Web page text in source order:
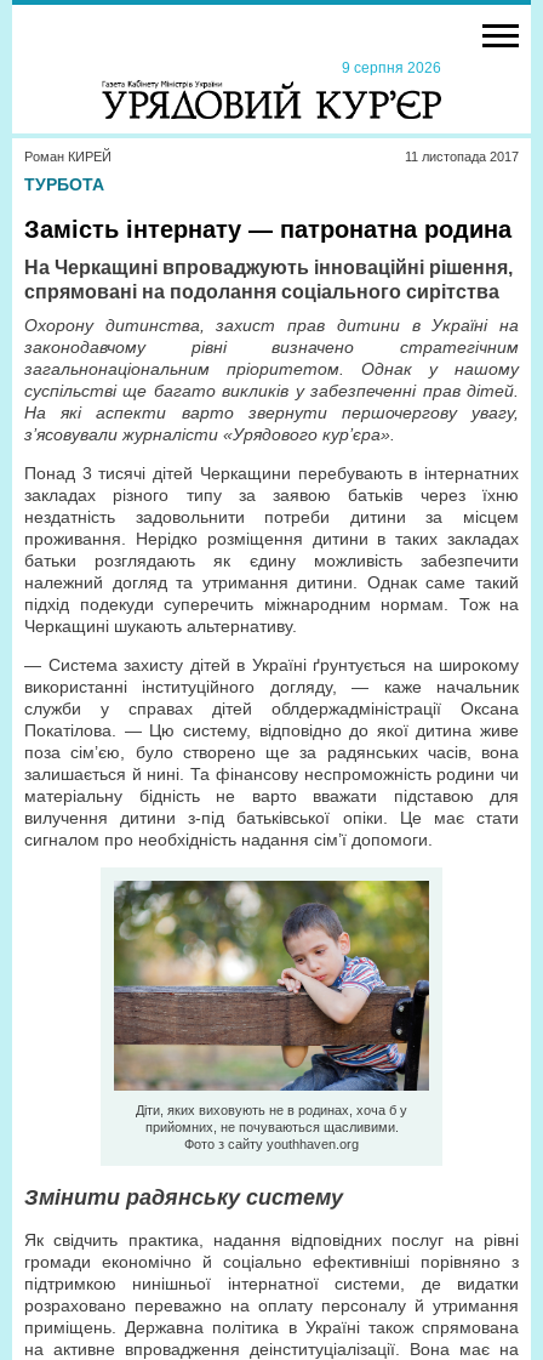
9 серпня 2026
Роман КИРЕЙ 11 листопада 2017
ТУРБОТА
Замість інтернату — патронатна родина
На Черкащині впроваджують інноваційні рішення,
спрямовані на подолання соціального сирітства
Охорону дитинства, захист прав дитини в Україні на
законодавчому рівні визначено стратегічним
загальнонаціональним пріоритетом. Однак у нашому
суспільстві ще багато викликів у забезпеченні прав дітей.
На які аспекти варто звернути першочергову увагу,
з’ясовували журналісти «Урядового кур’єра».
Понад 3 тисячі дітей Черкащини перебувають в інтернатних
закладах різного типу за заявою батьків через їхню
нездатність задовольнити потреби дитини за місцем
проживання. Нерідко розміщення дитини в таких закладах
батьки розглядають як єдину можливість забезпечити
належний догляд та утримання дитини. Однак саме такий
підхід подекуди суперечить міжнародним нормам. Тож на
Черкащині шукають альтернативу.
— Система захисту дітей в Україні ґрунтується на широкому
використанні інституційного догляду, — каже начальник
служби у справах дітей облдержадміністрації Оксана
Покатілова. — Цю систему, відповідно до якої дитина живе
поза сім’єю, було створено ще за радянських часів, вона
залишається й нині. Та фінансову неспроможність родини чи
матеріальну бідність не варто вважати підставою для
вилучення дитини з-під батьківської опіки. Це має стати
сигналом про необхідність надання сім’ї допомоги.
Діти, яких виховують не в родинах, хоча б у
прийомних, не почуваються щасливими.
Фото з сайту youthhaven.org
Змінити радянську систему
Як свідчить практика, надання відповідних послуг на рівні
громади економічно й соціально ефективніші порівняно з
підтримкою нинішньої інтернатної системи, де видатки
розраховано переважно на оплату персоналу й утримання
приміщень. Державна політика в Україні також спрямована
на активне впровадження деінституціалізації. Вона має на